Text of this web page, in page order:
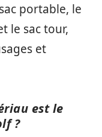
portable, le
le sac tour,
et
est le
?